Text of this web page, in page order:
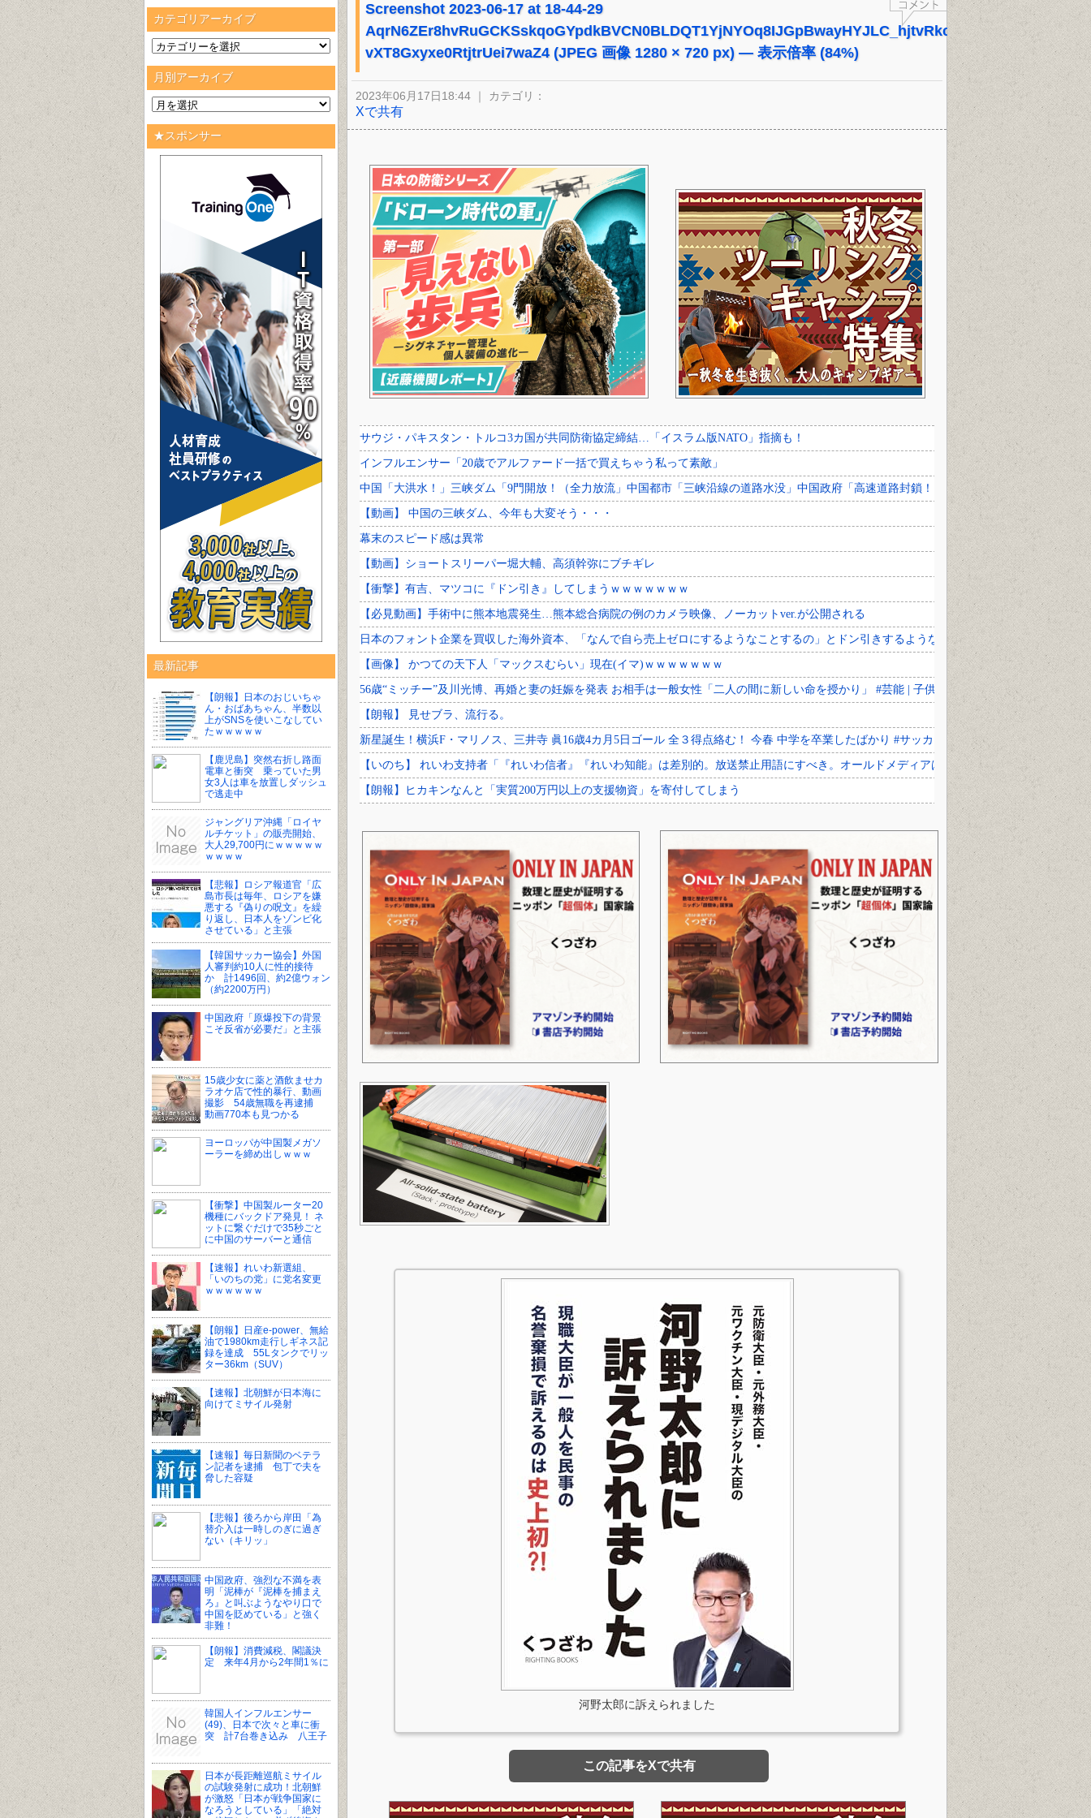
カテゴリアーカイブ
月別アーカイブ
★スポンサー
最新記事
【朗報】日本のおじいちゃ
ん・おばあちゃん、半数以
上がSNSを使いこなしてい
たｗｗｗｗｗ
【鹿児島】突然右折し路面
電車と衝突 乗っていた男
女3人は車を放置しダッシュ
で逃走中
ジャングリア沖縄「ロイヤ
ルチケット」の販売開始、
大人29,700円にｗｗｗｗｗ
ｗｗｗｗ
【悲報】ロシア報道官「広
島市長は毎年、ロシアを嫌
悪する『偽りの呪文』を繰
り返し、日本人をゾンビ化
させている」と主張
【韓国サッカー協会】外国
人審判約10人に性的接待
か 計1496回、約2億ウォン
（約2200万円）
中国政府「原爆投下の背景
こそ反省が必要だ」と主張
15歳少女に薬と酒飲ませカ
ラオケ店で性的暴行、動画
撮影 54歳無職を再逮捕
動画770本も見つかる
ヨーロッパが中国製メガソ
ーラーを締め出しｗｗｗ
【衝撃】中国製ルーター20
機種にバックドア発見！ ネ
ットに繋ぐだけで35秒ごと
に中国のサーバーと通信
【速報】れいわ新選組、
「いのちの党」に党名変更
ｗｗｗｗｗｗ
【朗報】日産e-power、無給
油で1980km走行しギネス記
録を達成 55Lタンクでリッ
ター36km（SUV）
【速報】北朝鮮が日本海に
向けてミサイル発射
【速報】毎日新聞のベテラ
ン記者を逮捕 包丁で夫を
脅した容疑
【悲報】後ろから岸田「為
替介入は一時しのぎに過ぎ
ない（キリッ」
中国政府、強烈な不満を表
明「泥棒が『泥棒を捕まえ
ろ』と叫ぶようなやり口で
中国を貶めている」と強く
非難！
【朗報】消費減税、閣議決
定 来年4月から2年間1％に
韓国人インフルエンサー
(49)、日本で次々と車に衝
突 計7台巻き込み 八王子
日本が長距離巡航ミサイル
の試験発射に成功！北朝鮮
が激怒「日本が戦争国家に
なろうとしている」「絶対
Screenshot 2023-06-17 at 18-44-29
vXT8Gxyxe0RtjtrUei7waZ4 (JPEG 画像 1280 × 720 px) — 表示倍率 (84%)
2023年06月17日18:44 ｜ カテゴリ：
Xで共有
河野太郎に訴えられました
この記事をXで共有